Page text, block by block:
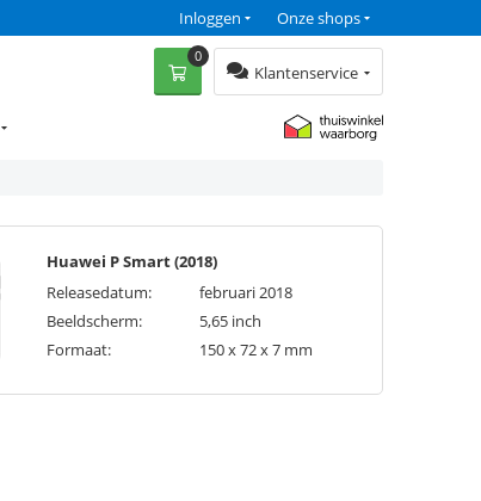
Onze shops
Inloggen
Klantenservice
0
Huawei P Smart (2018)
Releasedatum:
februari 2018
Beeldscherm:
5,65 inch
Formaat:
150 x 72 x 7 mm